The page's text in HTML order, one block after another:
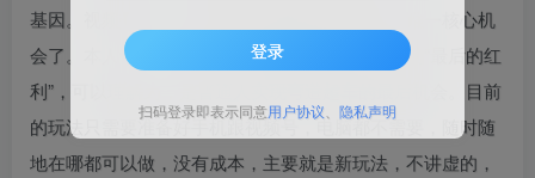
基因。视频号带货，绝对是目前能改变普通人的唯一核心机
会了。本人认为：视频号是短视频带货赛道仅存的“最后的红
利”，可以理解为，是普通人实现弯道超车的最后机会。目前
的玩法只需要准备好手机跟视频号，电脑都不需要，随时随
地在哪都可以做，没有成本，主要就是新玩法，不讲虚的，
登录
扫码登录即表示同意用户协议、 隐私声明